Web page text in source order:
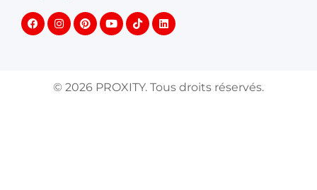
© 2026 PROXITY. Tous droits réservés.